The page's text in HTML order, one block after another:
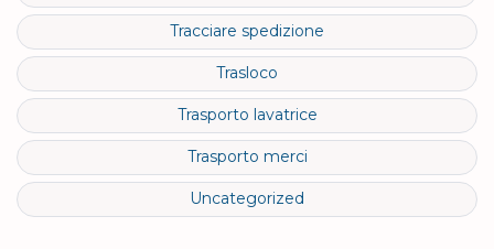
Tracciare spedizione
Trasloco
Trasporto lavatrice
Trasporto merci
Uncategorized